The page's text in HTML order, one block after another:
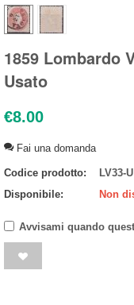
1859 Lombardo
Usato
€8.00
Fai una domanda
Codice prodotto:
LV33-U
Disponibile:
Non
Avvisami quando